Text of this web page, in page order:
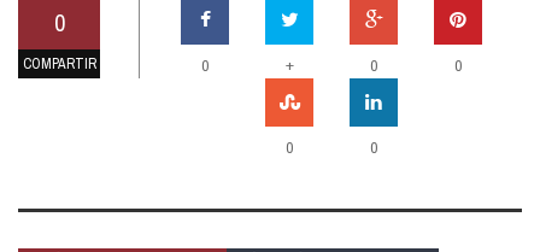
0
COMPARTIR 0 + 0 0
0 0